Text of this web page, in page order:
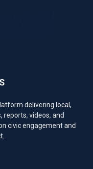
delivering local,
reports, videos, and
civic engagement and